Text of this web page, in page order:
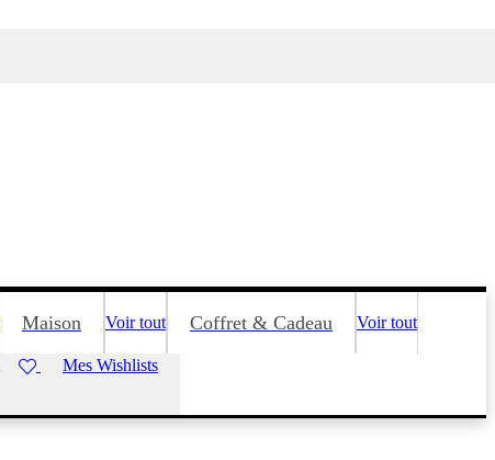
Maison Voir tout Coffret & Cadeau Voir tout
Mes Wishlists